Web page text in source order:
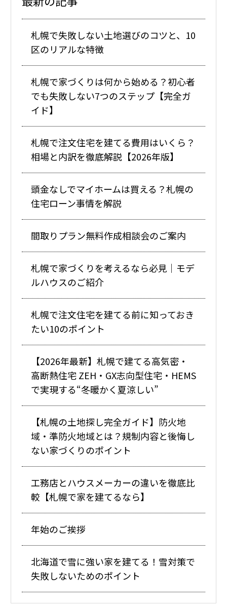
札幌で失敗しない土地選びのコツと、10
区のリアルな特徴
札幌で家づくりは何から始める？初心者
でも失敗しない7つのステップ【完全ガ
イド】
札幌で注文住宅を建てる費用はいくら？
相場と内訳を徹底解説【2026年版】
頭金なしでマイホームは買える？札幌の
住宅ローン事情を解説
間取りプラン無料作成相談会のご案内
札幌で家づくりを考えるなら必見｜モデ
ルハウスのご紹介
札幌で注文住宅を建てる前に知っておき
たい10のポイント
【2026年最新】札幌で建てる高気密・
高断熱住宅 ZEH・GX志向型住宅・HEMS
で実現する“冬暖かく夏涼しい”
【札幌の土地探し完全ガイド】防火地
域・準防火地域とは？規制内容と後悔し
ない家づくりのポイント
工務店とハウスメーカーの違いを徹底比
較【札幌で家を建てるなら】
年始のご挨拶
北海道で雪に強い家を建てる！雪対策で
失敗しないためのポイント